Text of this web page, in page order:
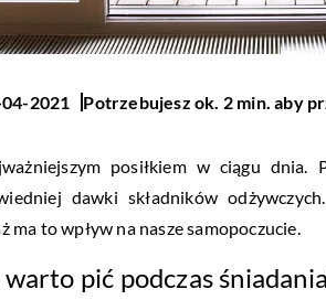
2021 Potrzebujesz ok. 2 min. aby
posiłkiem w ciągu
dawki składników
ma to wpływ na nasze samopoczucie.
pić podczas